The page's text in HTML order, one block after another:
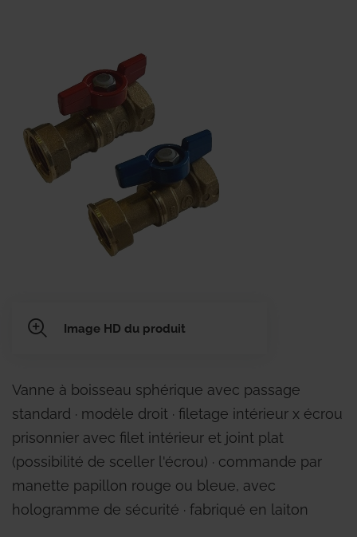
Image HD du produit
Vanne à boisseau sphérique avec passage
standard ∙ modèle droit ∙ filetage intérieur x écrou
prisonnier avec filet intérieur et joint plat
(possibilité de sceller l'écrou) ∙ commande par
manette papillon rouge ou bleue, avec
hologramme de sécurité ∙ fabriqué en laiton